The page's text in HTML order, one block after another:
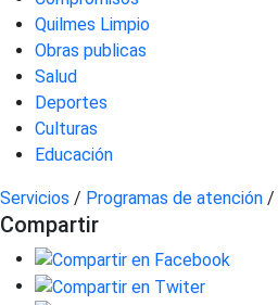
Quilmes Limpio
Obras publicas
Salud
Deportes
Culturas
Educación
Servicios / Programas de atención /
Compartir